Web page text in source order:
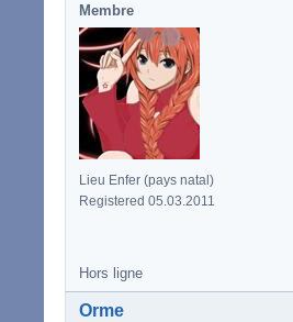
Membre
Lieu Enfer (pays natal)
Registered 05.03.2011
Hors ligne
Orme